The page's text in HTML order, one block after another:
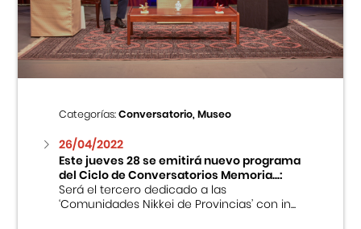
Centro Cultural Peruano Japonés
Museo de la Inmigración Japonesa
Fondo Editorial
Teatro Peruano Japonés
Categorías:Conversatorio, Museo
26/04/2022
Este jueves 28 se emitirá nuevo programa
del Ciclo de Conversatorios Memoria...:
Será el tercero dedicado a las
‘Comunidades Nikkei de Provincias’ con in...